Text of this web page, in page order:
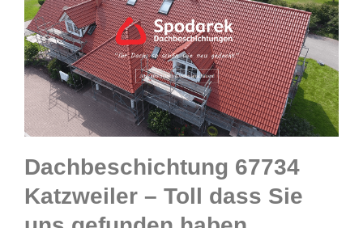
Dachbeschichtung 67734
Katzweiler – Toll dass Sie